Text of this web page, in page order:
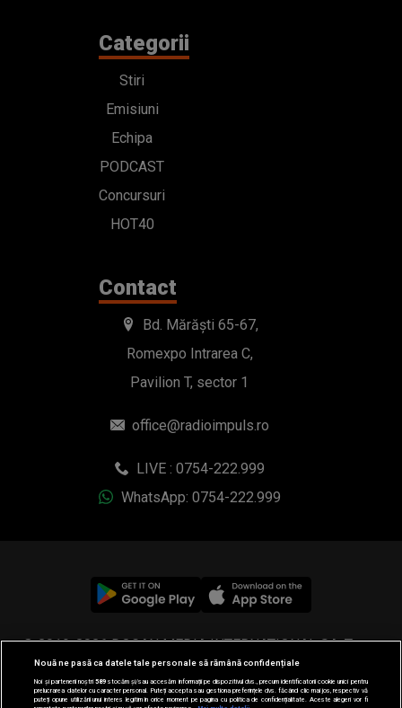
Categorii
Stiri
Emisiuni
Echipa
PODCAST
Concursuri
HOT40
Contact
Bd. Mărăști 65-67,
Romexpo Intrarea C,
Pavilion T, sector 1
office@radioimpuls.ro
LIVE : 0754-222.999
WhatsApp: 0754-222.999
© 2019-2026 DOGAN MEDIA INTERNATIONAL SA, Toate
drepturile rezervate.
Nouă ne pasă ca datele tale personale să rămână confidențiale
Noi și partenerii noștri589stocăm și/sau accesăm informații pe dispozitivul dvs., precum identificatorii cookie unici pentru
prelucrarea datelor cu caracter personal. Puteți accepta sau gestiona preferințele dvs. făcând clic mai jos, respectiv vă
puteți opune utilizării unui interes legitim în orice moment pe pagina cu politica de confidențialitate. Aceste alegeri vor fi